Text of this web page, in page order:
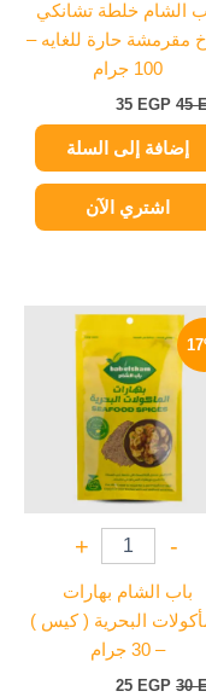
الشام خلطة تشانكي
مقرمشة حارة للغايه –
100 جرام
45
35 EGP
إضافة إلى السلة
اشتري الآن
-
+
باب الشام بهارات
البحرية ( كيس )
– 30 جرام
30
السعر
الأصلي
هو:
30 EGP.
25 EGP
السعر
الحالي
هو:
25 EGP.